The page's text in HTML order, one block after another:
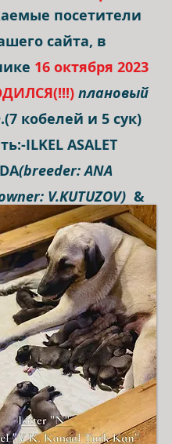
посетители
сайта, в
16 октября 2023
плановый
.(7 кобелей и 5 сук)
ILKEL ASALET
(breeder: ANA
V.KUTUZOV) &
KHASAR from V.K.
TURK
) ! Щенки
полностью
готовы к
в новые дома.
Litter "N"